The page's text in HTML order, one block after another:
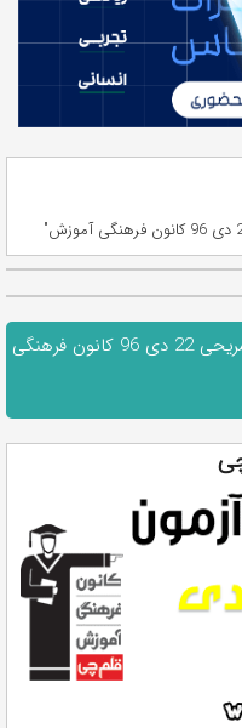
نوشته هایی با برچسب "دانلود پاسخ تشریحی 22 دی 96 کانون فرهنگی